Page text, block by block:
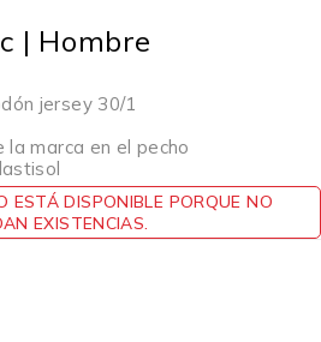
| Hombre
jersey 30/1
marca en el pecho
ESTÁ DISPONIBLE PORQUE NO
EXISTENCIAS.